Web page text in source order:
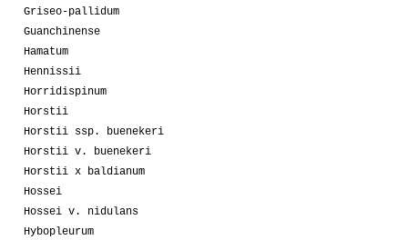
Griseo-pallidum
Guanchinense
Hamatum
Hennissii
Horridispinum
Horstii
Horstii ssp. buenekeri
Horstii v. buenekeri
Horstii x baldianum
Hossei
Hossei v. nidulans
Hybopleurum